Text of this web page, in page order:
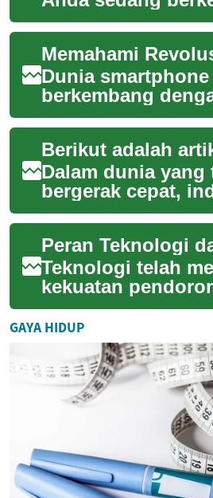
tengah terik
tetap merasa
aman tanpa
Dunia
berkembang
yang
satu terobosan
menarik perhatia...
Dalam dunia yang
bergerak cepat,
smartphone tak
berhenti
satu terobosan
Teknologi telah
kekuatan
evolusi rekreasi di
modern, secara
mengubah cara ...
GAYA HIDUP